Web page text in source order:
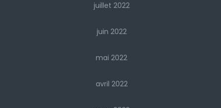
juillet 2022
juin 2022
mai 2022
avril 2022